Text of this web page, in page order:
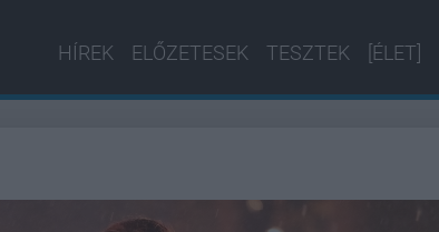
HÍREK ELŐZETESEK TESZTEK [ÉLET]